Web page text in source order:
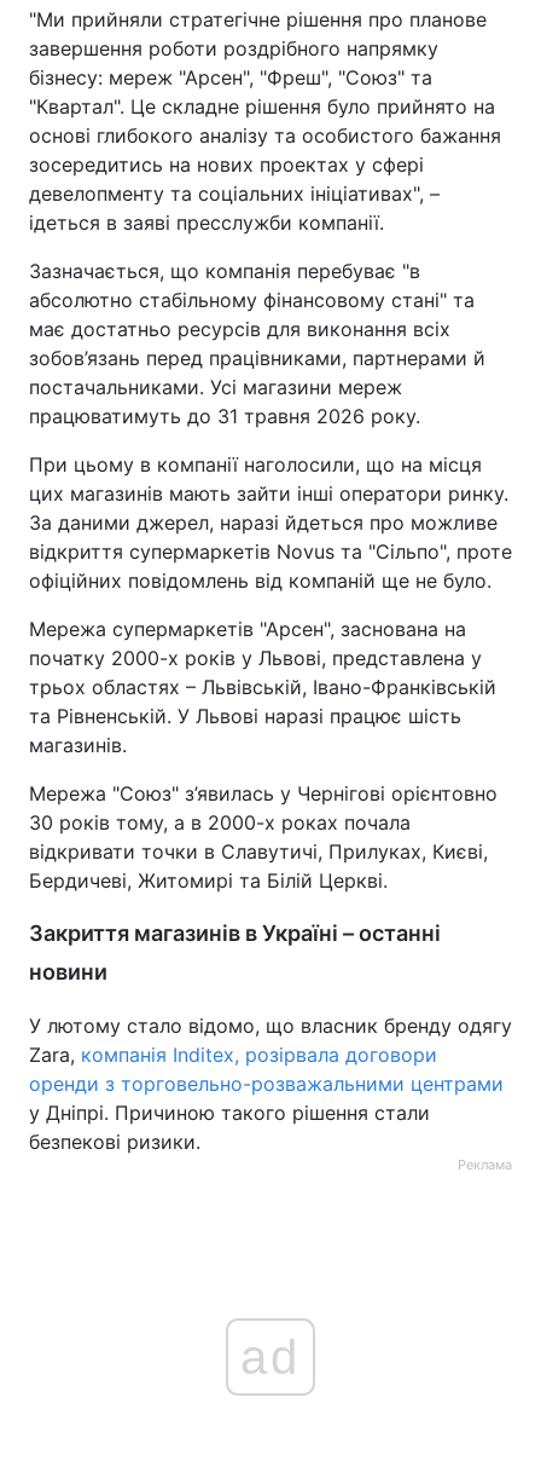
"Ми прийняли стратегічне рішення про планове
завершення роботи роздрібного напрямку
бізнесу: мереж "Арсен", "Фреш", "Союз" та
"Квартал". Це складне рішення було прийнято на
основі глибокого аналізу та особистого бажання
зосередитись на нових проектах у сфері
девелопменту та соціальних ініціативах", –
ідеться в заяві пресслужби компанії.
Зазначається, що компанія перебуває "в
абсолютно стабільному фінансовому стані" та
має достатньо ресурсів для виконання всіх
зобов’язань перед працівниками, партнерами й
постачальниками. Усі магазини мереж
працюватимуть до 31 травня 2026 року.
При цьому в компанії наголосили, що на місця
цих магазинів мають зайти інші оператори ринку.
За даними джерел, наразі йдеться про можливе
відкриття супермаркетів Novus та "Сільпо", проте
офіційних повідомлень від компаній ще не було.
Мережа супермаркетів "Арсен", заснована на
початку 2000-х років у Львові, представлена у
трьох областях – Львівській, Івано-Франківській
та Рівненській. У Львові наразі працює шість
магазинів.
Мережа "Союз" з’явилась у Чернігові орієнтовно
30 років тому, а в 2000-х роках почала
відкривати точки в Славутичі, Прилуках, Києві,
Бердичеві, Житомирі та Білій Церкві.
Закриття магазинів в Україні – останні
новини
У лютому стало відомо, що власник бренду одягу
Zara, компанія Inditex, розірвала договори
оренди з торговельно-розважальними центрами
у Дніпрі. Причиною такого рішення стали
безпекові ризики.
Реклама
ad